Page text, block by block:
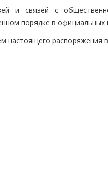
и связей с
порядке в официальных
настоящего